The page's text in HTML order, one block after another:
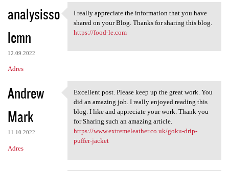
analysisso
lemn
12.09.2022
Adres
I really appreciate the
I really appreciate the information that you have
shared on your Blog. Thanks for sharing this blog.
https://food-le.com
Andrew
Mark
11.10.2022
Adres
Excellent post. Please keep
Excellent post. Please keep up the great work. You
did an amazing job. I really enjoyed reading this
blog. I like and appreciate your work. Thank you
for Sharing such an amazing article.
https://www.extremeleather.co.uk/goku-drip-
puffer-jacket